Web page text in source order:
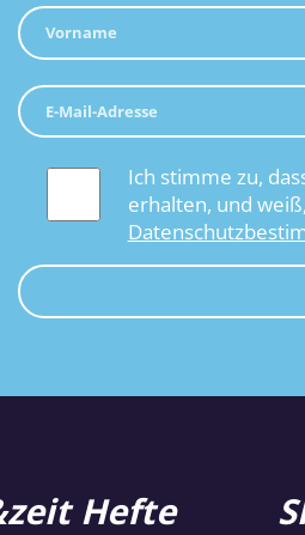
Ich stimme zu,
erhalten, und
Hefte